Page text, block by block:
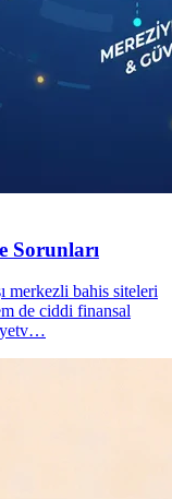
Sorunları
merkezli bahis siteleri
de ciddi finansal